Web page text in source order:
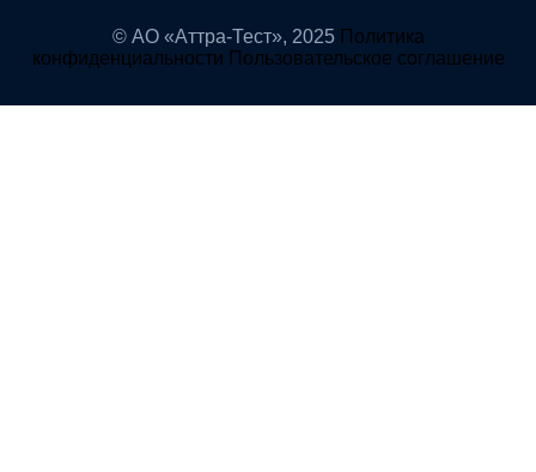
© АО «Аттра-Тест», 2025 Политика
конфиденциальности Пользовательское соглашение